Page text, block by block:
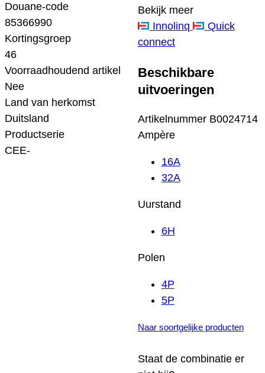
Bekijk meer
Innolinq
Quick
connect
Beschikbare
uitvoeringen
Artikelnummer B0024714
Ampère
16A
32A
Uurstand
6H
Polen
4P
5P
Naar soortgelijke producten
Staat de combinatie er
Douane-code
85366990
Kortingsgroep
46
Voorraadhoudend artikel
Nee
Land van herkomst
Duitsland
Productserie
CEE-